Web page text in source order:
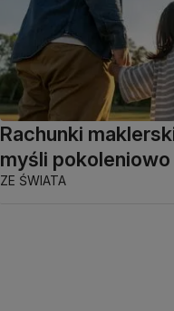
Rachunki
myśli pokoleniowo
ZE ŚWIATA